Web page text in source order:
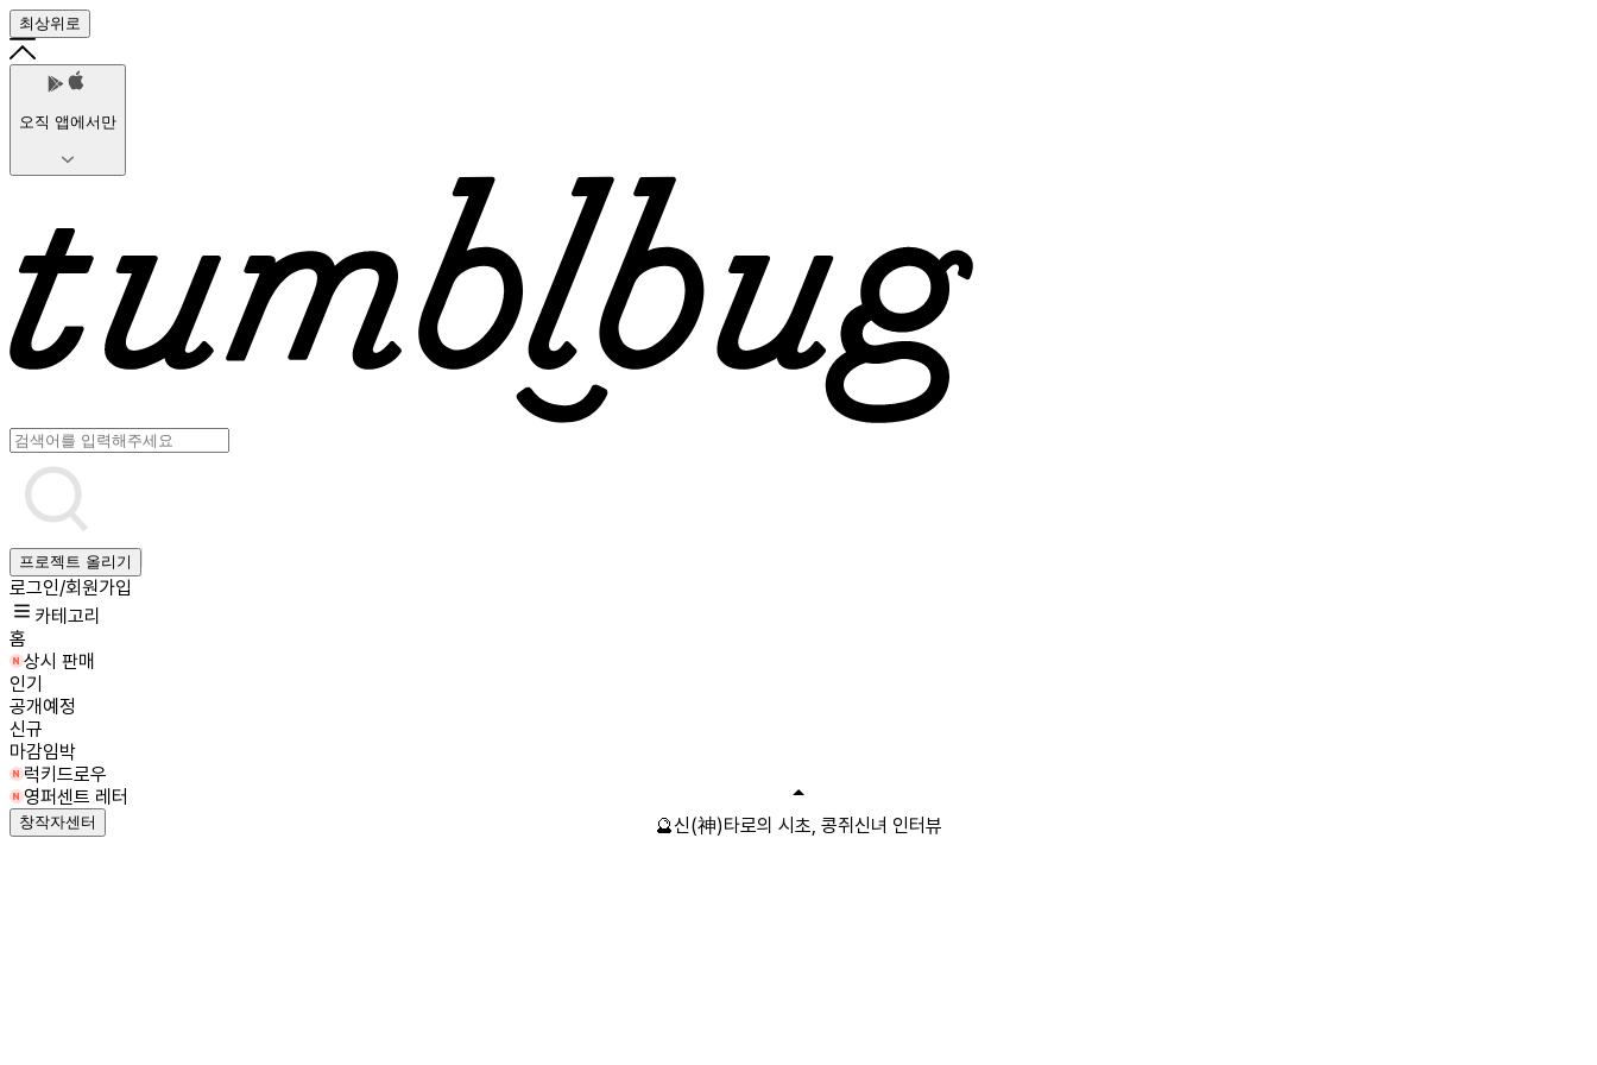
최상위로
오직 앱에서만
프로젝트 올리기
로그인/회원가입
카테고리
홈
상시 판매
인기
공개예정
신규
마감임박
럭키드로우
영퍼센트 레터
창작자센터 🔮신(神)타로의 시초, 콩쥐신녀 인터뷰